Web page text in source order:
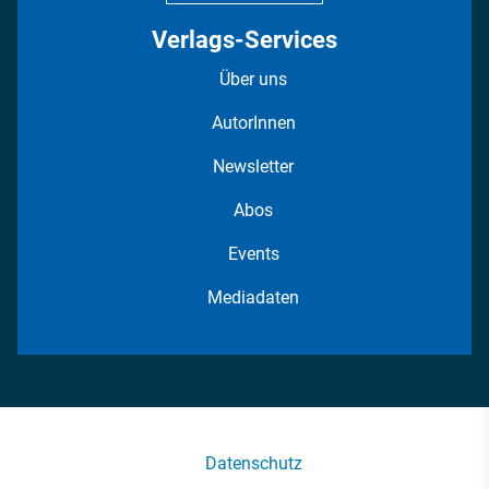
Verlags-Services
Über uns
AutorInnen
Newsletter
Abos
Events
Mediadaten
Datenschutz